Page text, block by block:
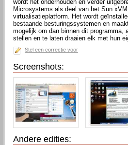
wordt het onderhouden en verder
Microsystems als deel van het Sun xVM
virtualisatieplatform. Het wordt
bestaande besturingssystemen en
mogelijk om dan binnen dit
stellen en te laten draaien elk met hun
Stel een correctie voor
Screenshots:
Andere edities: